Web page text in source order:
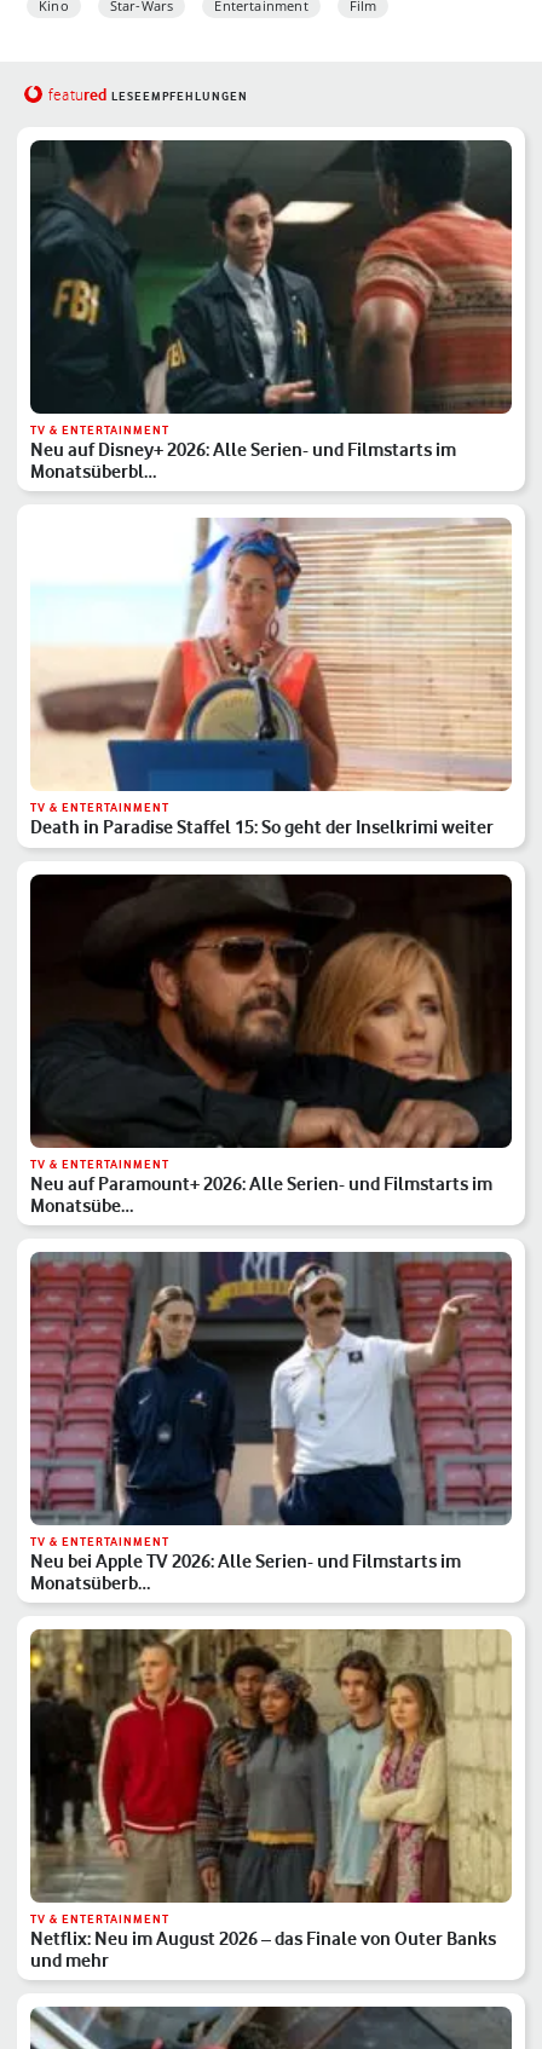
Kino Star-Wars Entertainment Film
featured LESEEMPFEHLUNGEN
TV & ENTERTAINMENT
Neu auf Disney+ 2026: Alle Serien- und Filmstarts im
Monatsüberbl…
TV & ENTERTAINMENT
Death in Paradise Staffel 15: So geht der Inselkrimi weiter
TV & ENTERTAINMENT
Neu auf Paramount+ 2026: Alle Serien- und Filmstarts im
Monatsübe…
TV & ENTERTAINMENT
Neu bei Apple TV 2026: Alle Serien- und Filmstarts im
Monatsüberb…
TV & ENTERTAINMENT
Netflix: Neu im August 2026 – das Finale von Outer Banks
und mehr